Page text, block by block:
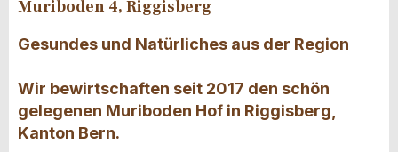
Muriboden 4, Riggisberg
Gesundes und Natürliches aus der Region
Wir bewirtschaften seit 2017 den schön
gelegenen Muriboden Hof in Riggisberg,
Kanton Bern.